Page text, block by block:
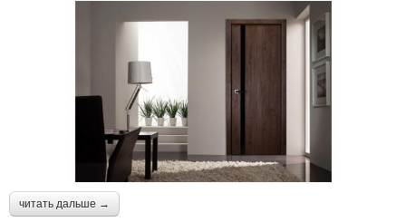
читать дальше →